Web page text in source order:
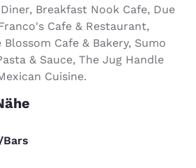
Breakfast Nook Cafe, Due
Cafe & Restaurant,
Blossom Cafe & Bakery, Sumo
& Sauce, The Jug Handle
Cuisine.